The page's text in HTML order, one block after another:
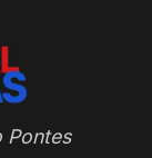
Pontes